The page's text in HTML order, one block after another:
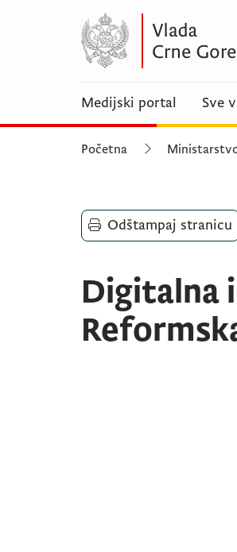
Medijski portal Sve
Početna
Odštampaj stranicu
Digitalna